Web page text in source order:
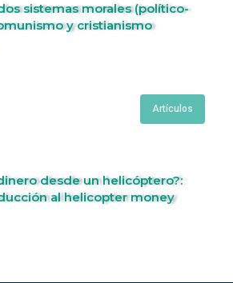
sistemas morales (político-
y cristianismo
Artículos
desde un helicóptero?:
al helicopter money